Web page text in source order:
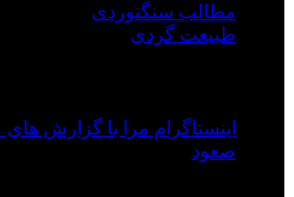
مطالب سنگنوردی
طبیعت گردی
اینستاگرام مرا با گزارش های
صعود